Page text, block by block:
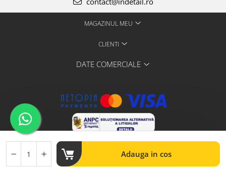
Adauga in cos
MAGAZINUL MEU
CLIENTI
DATE COMERCIALE
@2024 InDetail.ro - Toate drepturile rezervate
commerce by Gomag